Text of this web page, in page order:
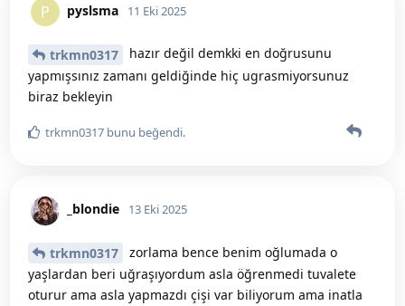
P pyslsma 11 Eki 2025
trkmn0317
hazır değil demkki en doğrusunu
yapmışsınız zamanı geldiğinde hiç ugrasmiyorsunuz
biraz bekleyin
trkmn0317 bunu beğendi.
_blondie 13 Eki 2025
trkmn0317
zorlama bence benim oğlumada o
yaşlardan beri uğraşıyordum asla öğrenmedi tuvalete
oturur ama asla yapmazdı çişi var biliyorum ama inatla